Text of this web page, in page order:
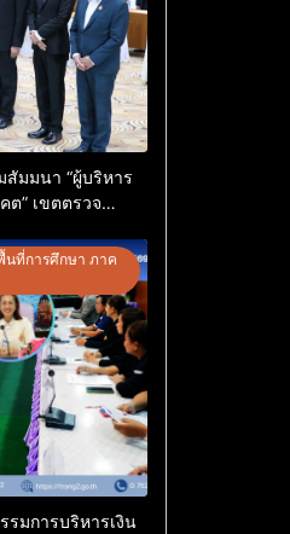
มมนา “ผู้บริหาร
ต” เขตตรวจ
นที่การศึกษา ภาค
มการบริหารเงิน